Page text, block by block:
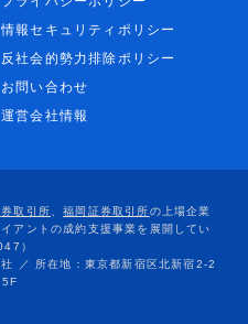
情報セキュリティポリシー
反社会的勢力排除ポリシー
お問い合わせ
運営会社情報